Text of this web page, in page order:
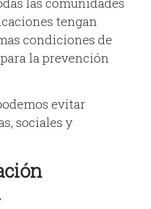
tengan
condiciones de
la prevención
evitar
sociales y